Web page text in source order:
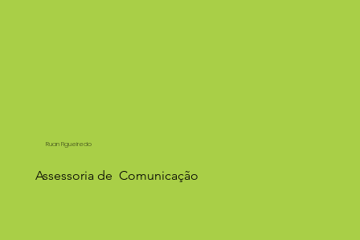
Ruan Figueiredo
Assessoria de Comunicação